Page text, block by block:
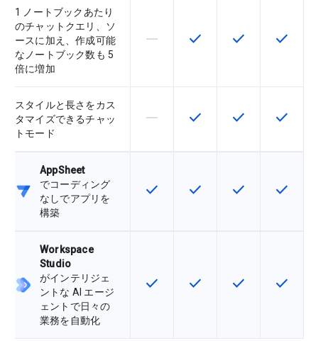
1 ノートブックあたり
のチャットクエリ、ソ
ースに加え、作成可能
なノートブック数も 5
倍に増加
この機能は該当の SKU でサポー
horizontal_rule この機能は該当の SKU
check この機能は該当
check この機
check
スタイルと長さをカス
タマイズできるチャッ
トモード
この機能は該当の SKU でサポー
horizontal_rule この機能は該当の SKU
check この機能は該当
check この機
check
AppSheet
でコーディング
なしでアプリを
構築
この機能は該当の SKU で利用で
check この機能は該当の SKU
check この機能は該当
check この機
check
Workspace
Studio
がインテリジェ
ントな AI エージ
ェントで日々の
業務を自動化
この機能は該当の SKU で利用で
check この機能は該当の SKU
check この機能は該当
check この機
check